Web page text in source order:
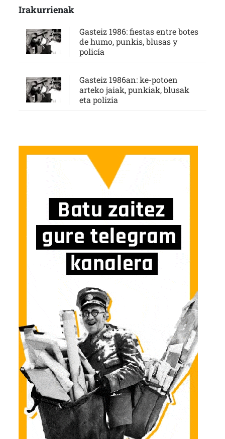
Irakurrienak
Gasteiz 1986: fiestas entre botes
de humo, punkis, blusas y
policía
Gasteiz 1986an: ke-potoen
arteko jaiak, punkiak, blusak
eta polizia